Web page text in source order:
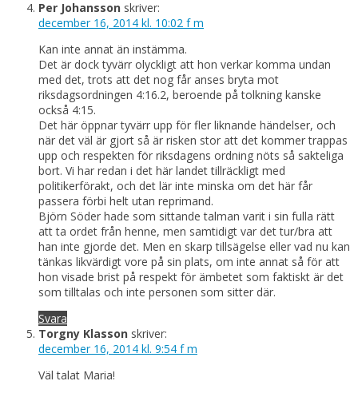
Per Johansson skriver:
december 16, 2014 kl. 10:02 f m
Kan inte annat än instämma.
Det är dock tyvärr olyckligt att hon verkar komma undan
med det, trots att det nog får anses bryta mot
riksdagsordningen 4:16.2, beroende på tolkning kanske
också 4:15.
Det här öppnar tyvärr upp för fler liknande händelser, och
när det väl är gjort så är risken stor att det kommer trappas
upp och respekten för riksdagens ordning nöts så sakteliga
bort. Vi har redan i det här landet tillräckligt med
politikerförakt, och det lär inte minska om det här får
passera förbi helt utan reprimand.
Björn Söder hade som sittande talman varit i sin fulla rätt
att ta ordet från henne, men samtidigt var det tur/bra att
han inte gjorde det. Men en skarp tillsägelse eller vad nu kan
tänkas likvärdigt vore på sin plats, om inte annat så för att
hon visade brist på respekt för ämbetet som faktiskt är det
som tilltalas och inte personen som sitter där.
Svara
Torgny Klasson skriver:
december 16, 2014 kl. 9:54 f m
Väl talat Maria!